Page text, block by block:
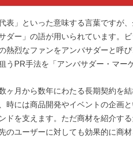
表」といった意味する言葉ですが
ダー」の語が用いられています。
熱烈なファンをアンバサダーと呼
うPR手法を「アンバサダー・マー
ヶ月から数年にわたる長期契約を
時には商品開発やイベントの企画
ドを支えます。ただ商材を紹介す
のユーザーに対しても効果的に商